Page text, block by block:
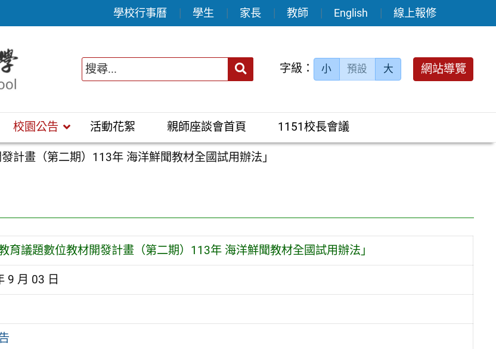
學校行事曆 學生 家長 教師 English 線上報修
送出 字級： 小 預設 大 網站導覽
校園公告 活動花絮 親師座談會首頁 1151校長會議
計畫（第二期）113年 海洋鮮聞教材全國試用辦法」
教育議題數位教材開發計畫（第二期）113年 海洋鮮聞教材全國試用辦法」
9 月 03 日